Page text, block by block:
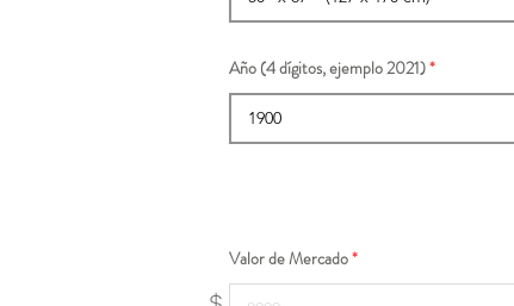
Año (4 dígitos, ejemplo 2021)
Valor de Mercado